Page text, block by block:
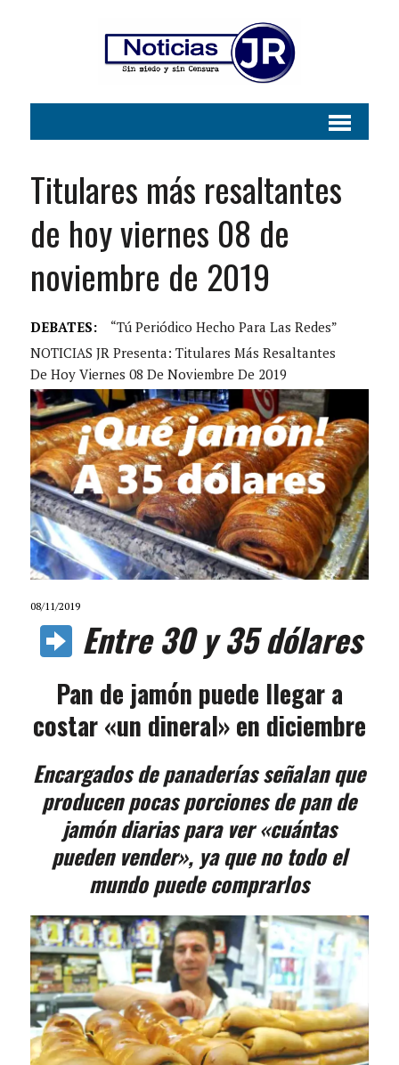
Titulares más resaltantes
de hoy viernes 08 de
noviembre de 2019
DEBATES:
“Tú Periódico Hecho Para Las Redes”
NOTICIAS JR Presenta: Titulares Más Resaltantes
De Hoy Viernes 08 De Noviembre De 2019
08/11/2019
Entre 30 y 35 dólares
Pan de jamón puede llegar a
costar «un dineral» en diciembre
Encargados de panaderías señalan que
producen pocas porciones de pan de
jamón diarias para ver «cuántas
pueden vender», ya que no todo el
mundo puede comprarlos